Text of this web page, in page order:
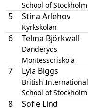
School of Stockholm
5 Stina Arlehov
Kyrkskolan
6 Telma Björkwall
Danderyds
Montessoriskola
7 Lyla Biggs
British International
School of Stockholm
8 Sofie Lind